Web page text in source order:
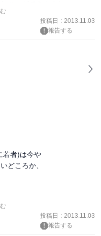
来ます。
す。
投稿日 : 2013.11.03
報告する
若者)は今や
どころか、
質)を描いており、
を呼び起こす力を持ってい
投稿日 : 2013.11.03
報告する